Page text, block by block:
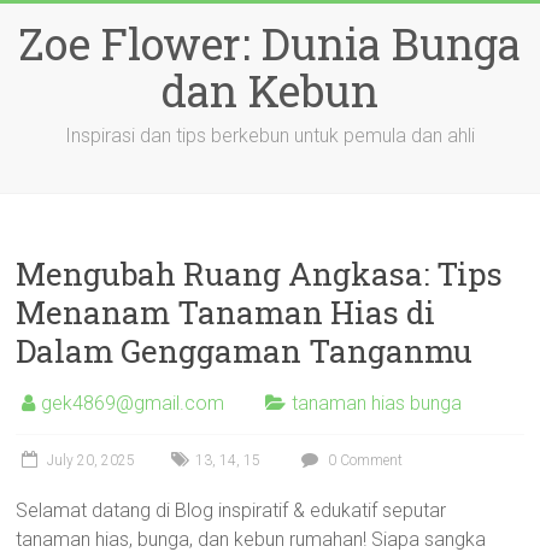
content
Zoe Flower: Dunia Bunga
dan Kebun
Inspirasi dan tips berkebun untuk pemula dan ahli
Mengubah Ruang Angkasa: Tips
Menanam Tanaman Hias di
Dalam Genggaman Tanganmu
gek4869@gmail.com tanaman hias bunga
July 20, 2025 13, 14, 15 0 Comment
Selamat datang di Blog inspiratif & edukatif seputar
tanaman hias, bunga, dan kebun rumahan! Siapa sangka